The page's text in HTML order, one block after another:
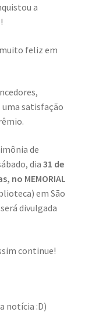
a
!
feliz em
uma satisfação
de
dia 31 de
no MEMORIAL
em São
divulgada
continue!
notícia :D)